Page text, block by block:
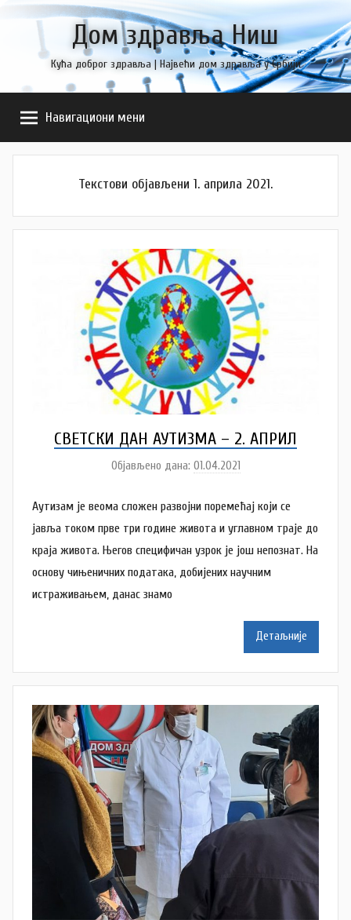
Дом здравља Ниш
Кућа доброг здравља | Највећи дом здравља у Србији
Навигациони мени
Текстови објављени 1. априла 2021.
СВЕТСКИ ДАН АУТИЗМА – 2. АПРИЛ
Објављено дана: 01.04.2021
т
о
р
N
a
Š
a
n
v
c
Аутизам је веома сложен развојни поремећај који се
јавља током прве три године живота и углавном траје до
краја живота. Његов специфичан узрок је још непознат. На
основу чињеничних података, добијених научним
истраживањем, данас знамо
Детаљније